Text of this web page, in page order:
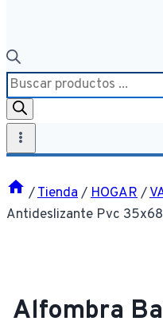
Búsqueda
de
productos
/Tienda/HOGAR/
Antideslizante Pvc
Alfombra